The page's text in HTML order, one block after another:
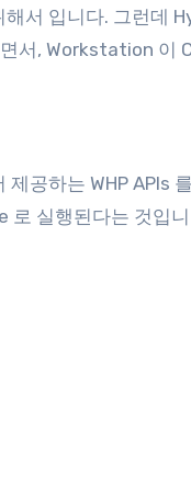
서 입니다. 그런데
서, Workstation 이
공하는 WHP APIs
실행된다는 것입니